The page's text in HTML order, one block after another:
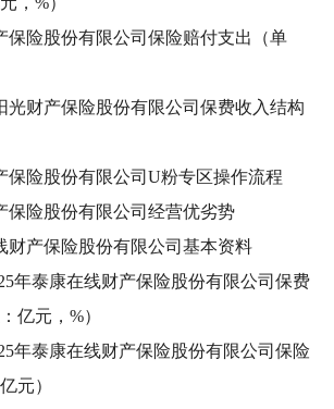
保险股份有限公司保险赔付支出（单
光财产保险股份有限公司保费收入结构
保险股份有限公司U粉专区操作流程
保险股份有限公司经营优劣势
财产保险股份有限公司基本资料
年泰康在线财产保险股份有限公司保费
亿元，%）
年泰康在线财产保险股份有限公司保险
元）